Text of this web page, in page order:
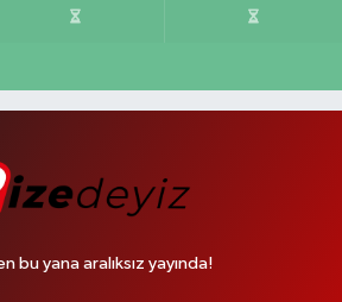
bu yana aralıksız yayında!